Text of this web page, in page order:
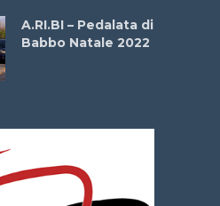
A.RI.BI – Pedalata di
Babbo Natale 2022